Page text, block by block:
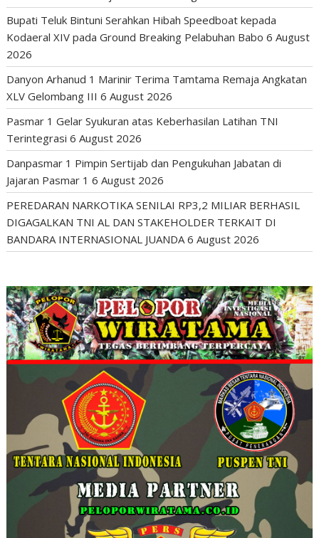
Bupati Teluk Bintuni Serahkan Hibah Speedboat kepada
Kodaeral XIV pada Ground Breaking Pelabuhan Babo 6 August
2026
Danyon Arhanud 1 Marinir Terima Tamtama Remaja Angkatan
XLV Gelombang III 6 August 2026
Pasmar 1 Gelar Syukuran atas Keberhasilan Latihan TNI
Terintegrasi 6 August 2026
Danpasmar 1 Pimpin Sertijab dan Pengukuhan Jabatan di
Jajaran Pasmar 1 6 August 2026
PEREDARAN NARKOTIKA SENILAI RP3,2 MILIAR BERHASIL
DIGAGALKAN TNI AL DAN STAKEHOLDER TERKAIT DI
BANDARA INTERNASIONAL JUANDA 6 August 2026